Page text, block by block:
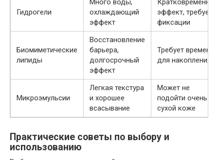
Гидрогели
Много воды,
охлаждающий
эффект
эффект, требует
фиксации
Биомиметические
липиды
Восстановление
барьера,
долгосрочный
эффект
Требует времени
для накопления
Микроэмульсии
Легкая текстура
и хорошее
всасывание
Может не
подойти очень
сухой коже
Практические советы по выбору и
использованию